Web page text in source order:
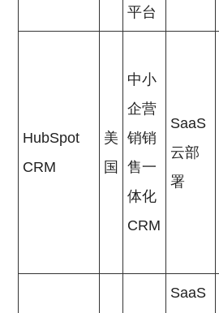
平台
HubSpot
CRM
美
国
中小
企营
销销
售一
体化
CRM
SaaS
云部
署
SaaS